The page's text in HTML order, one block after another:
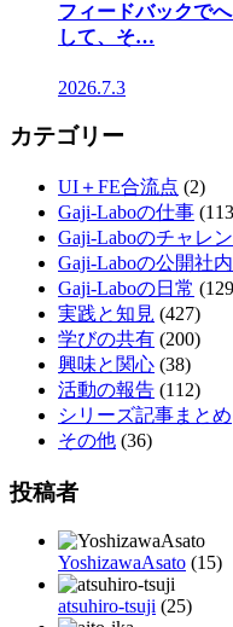
フィードバックで
して、そ…
2026.7.3
カテゴリー
UI＋FE合流点 (2)
Gaji-Laboの仕事
Gaji-Laboのチャレ
Gaji-Laboの公開社
Gaji-Laboの日常
実践と知見 (427)
学びの共有 (200)
興味と関心 (38)
活動の報告 (112)
シリーズ記事まとめ
その他 (36)
投稿者
YoshizawaAsato (15)
atsuhiro-tsuji (25)